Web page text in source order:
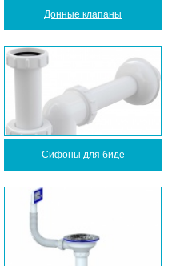
Донные клапаны
Сифоны для биде